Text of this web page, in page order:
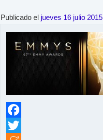
Publicado el jueves 16 julio 2015
Facebook